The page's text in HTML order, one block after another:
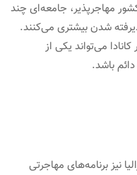
مهاجرپذیر، جامعه‌ای چند
شدن بیشتری می‌کنند.
می‌تواند یکی از
باشد.
نیز برنامه‌های مهاجرتی